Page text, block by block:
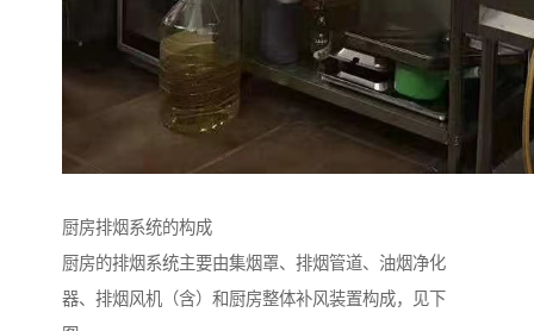
厨房排烟系统的构成
厨房的排烟系统主要由集烟罩、排烟管道、油烟净化
器、排烟风机（含）和厨房整体补风装置构成，见下